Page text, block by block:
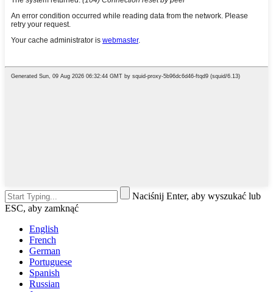
Naciśnij Enter, aby wyszukać lub
ESC, aby zamknąć
English
French
German
Portuguese
Spanish
Russian